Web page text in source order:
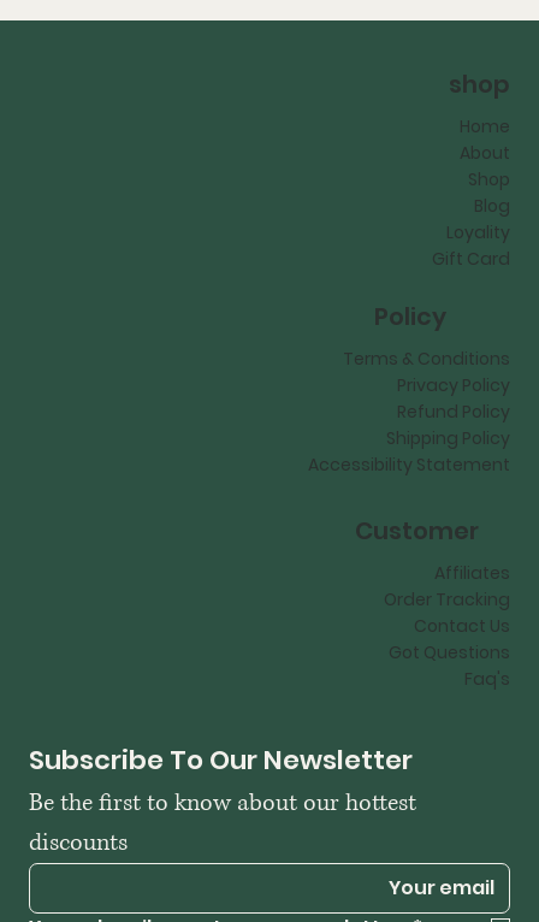
Subscribe To Our Newsletter
Be the first to know about our hottest
discounts
shop
Home
About
Shop
Blog
Loyality
Gift Card
Policy
Terms & Conditions
Privacy Policy
Refund Policy
Shipping Policy
Accessibility Statement
Customer
Affiliates
Order Tracking
Contact Us
Got Questions
Faq's